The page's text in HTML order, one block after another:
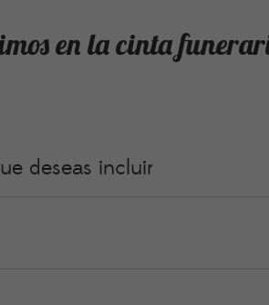
en la cinta
deseas incluir